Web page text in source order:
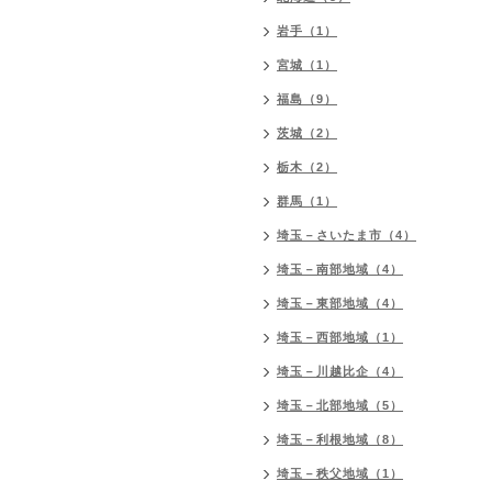
岩手（1）
宮城（1）
福島（9）
茨城（2）
栃木（2）
群馬（1）
埼玉－さいたま市（4）
埼玉－南部地域（4）
埼玉－東部地域（4）
埼玉－西部地域（1）
埼玉－川越比企（4）
埼玉－北部地域（5）
埼玉－利根地域（8）
埼玉－秩父地域（1）